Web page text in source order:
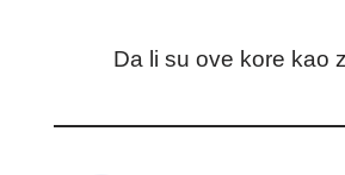
Da li su ove kore kao